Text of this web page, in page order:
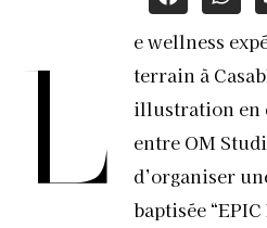
L
e wellness
terrain à
illustration en
entre OM
d’organiser
baptisée